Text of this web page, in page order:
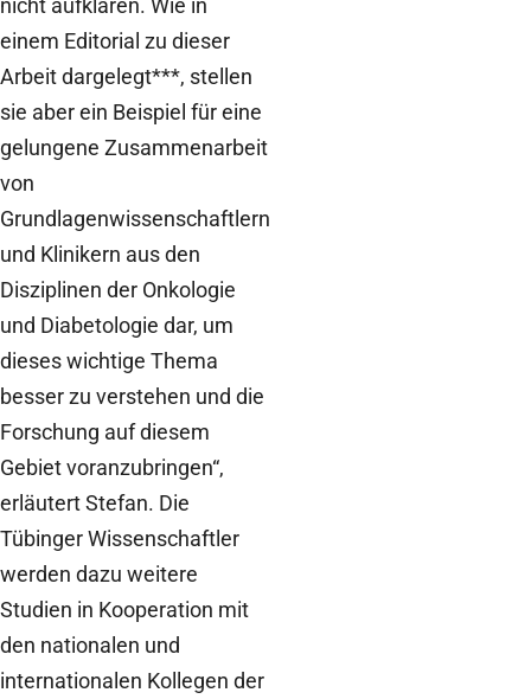
einem Editorial zu dieser
Arbeit dargelegt***, stellen
sie aber ein Beispiel für eine
gelungene Zusammenarbeit
von
Grundlagenwissenschaftlern
und Klinikern aus den
Disziplinen der Onkologie
und Diabetologie dar, um
dieses wichtige Thema
besser zu verstehen und die
Forschung auf diesem
Gebiet voranzubringen“,
erläutert Stefan. Die
Tübinger Wissenschaftler
werden dazu weitere
Studien in Kooperation mit
den nationalen und
internationalen Kollegen der